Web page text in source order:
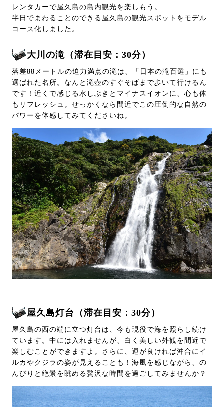
レンタカーで屋久島の島内観光を楽しもう。
半日でまわることのできる屋久島の観光スポットをモデル
コース化しました。
大川の滝（滞在目安：30分）
落差88メートルの迫力満点の滝は、「日本の滝百選」にも
選ばれた名所。なんと滝壺のすぐそばまで歩いて行けるん
です！近くで感じる水しぶきとマイナスイオンに、心も体
もリフレッシュ。せっかくなら間近でこの圧倒的な自然の
パワーを体感してみてくださいね。
屋久島灯台（滞在目安：30分）
屋久島の西の端に立つ灯台は、今も現役で海を照らし続け
ています。中には入れませんが、白く美しい外観を間近で
楽しむことができますよ。さらに、運が良ければ沖合にイ
ルカやクジラの姿が見えることも！海風を感じながら、の
んびりと絶景を眺める贅沢な時間を過ごしてみませんか？